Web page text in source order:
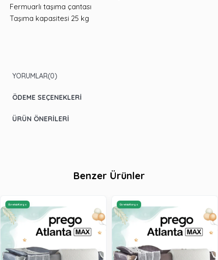
Fermuarlı taşıma çantası
Taşıma kapasitesi 25 kg
YORUMLAR(0)
ÖDEME SEÇENEKLERI
ÜRÜN ÖNERILERI
Benzer Ürünler
Ücretsiz Kargo Ücretsiz Kargo